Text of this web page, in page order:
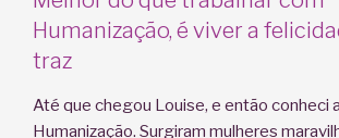
Humanização, é viver a
traz
Até que chegou Louise, e então conheci
Humanização. Surgiram mulheres